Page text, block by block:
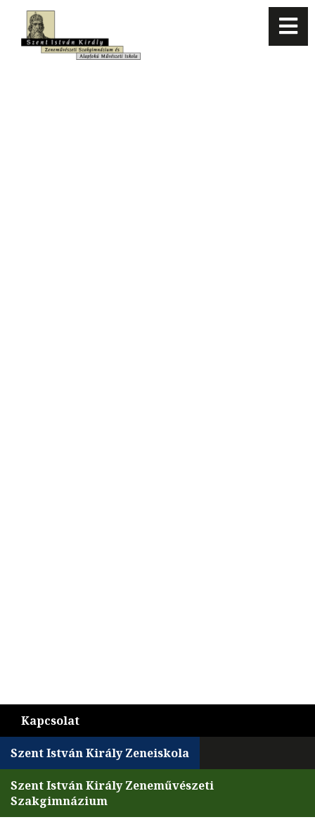
Kapcsolat
Szent István Király Zeneiskola
Szent István Király Zeneművészeti
Szakgimnázium